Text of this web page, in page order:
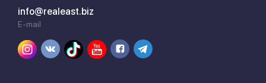
info@realeast.biz
E-mail